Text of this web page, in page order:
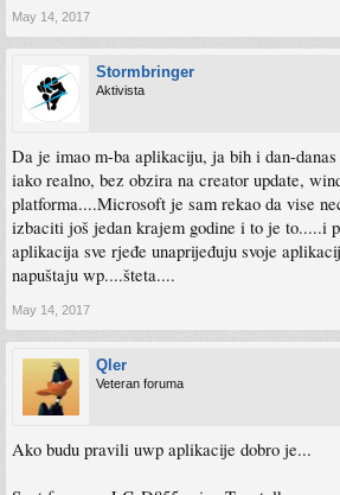
May 14, 2017
Stormbringer
Aktivista
Da je imao m-ba aplikaciju, ja bih i dan-
iako realno, bez obzira na creator update,
platforma....Microsoft je sam rekao da vise
izbaciti još jedan krajem godine i to je to.....i
aplikacija sve rjeđe unaprijeđuju svoje
napuštaju wp....šteta....
May 14, 2017
Qler
Veteran foruma
Ako budu pravili uwp aplikacije dobro je...